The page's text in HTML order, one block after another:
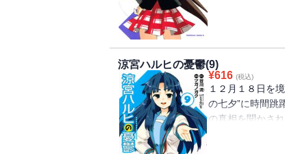
涼宮ハルヒの憂鬱(9)
¥616 (税込)
１２月１８日を
の七夕”に時間跳
の真相を聞かさ
「消失」編、感